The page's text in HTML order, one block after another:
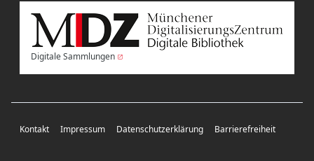
Digitale Sammlungen
Kontakt Impressum Datenschutzerklärung Barrierefreiheit